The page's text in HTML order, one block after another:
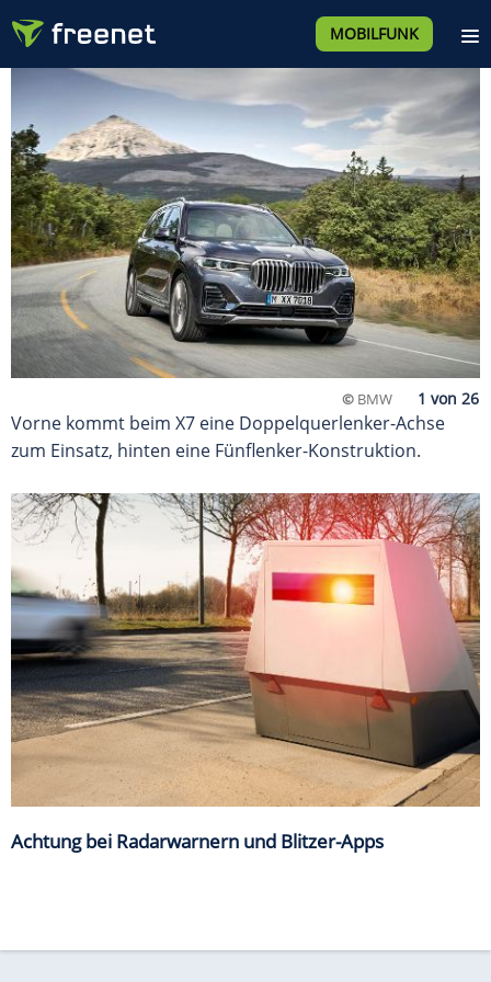
MOBILFUNK
© BMW
Vorne kommt beim X7 eine Doppelquerlenker-Achse
zum Einsatz, hinten eine Fünflenker-Konstruktion.
Achtung bei Radarwarnern und Blitzer-Apps